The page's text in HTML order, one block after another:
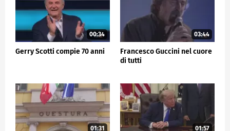
00:34
Gerry Scotti compie 70 anni
03:44
Francesco Guccini nel cuore
di tutti
01:31 01:57